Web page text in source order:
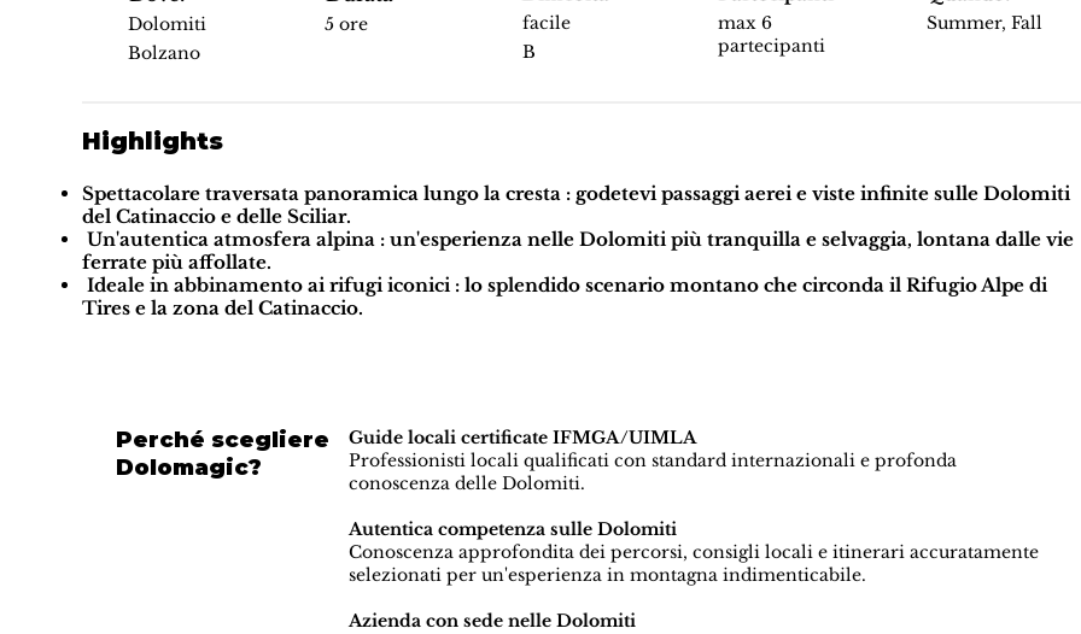
Dolomiti
Bolzano
5 ore
facile
B
max 6
partecipanti
Summer, Fall
Highlights
Spettacolare traversata panoramica lungo la cresta : godetevi passaggi aerei e viste infinite sulle Dolomiti
del Catinaccio e delle Sciliar.
Un'autentica atmosfera alpina : un'esperienza nelle Dolomiti più tranquilla e selvaggia, lontana dalle vie
ferrate più affollate.
Ideale in abbinamento ai rifugi iconici : lo splendido scenario montano che circonda il Rifugio Alpe di
Tirese la zona del Catinaccio.
Perché scegliere
Dolomagic?
Guide locali certificate IFMGA/UIMLA
Professionisti locali qualificati con standard internazionali e profonda
conoscenza delle Dolomiti.
Autentica competenza sulle Dolomiti
Conoscenza approfondita dei percorsi, consigli locali e itinerari accuratamente
selezionati per un'esperienza in montagna indimenticabile.
Azienda con sede nelle Dolomiti